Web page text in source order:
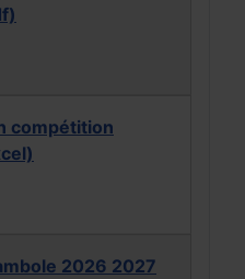
compétition
2026 2027